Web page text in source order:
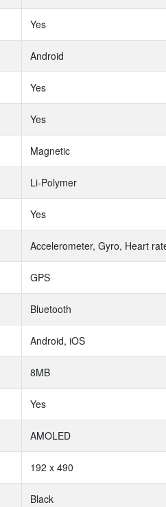
Yes
Android
Yes
Yes
Magnetic
Li-Polymer
Yes
Accelerometer, Gyro, Heart
GPS
Bluetooth
Android, iOS
8MB
Yes
AMOLED
192 x 490
Black